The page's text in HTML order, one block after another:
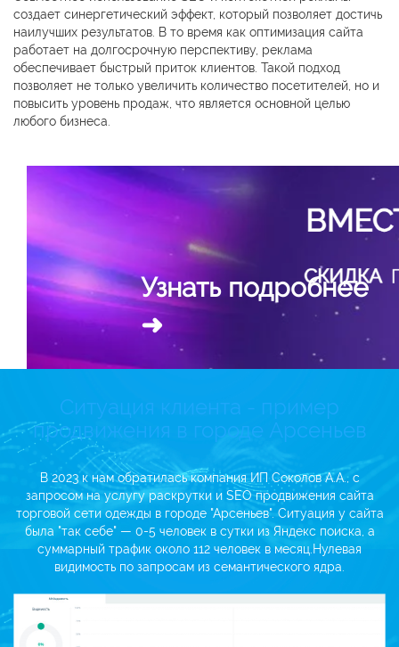
создает синергетический эффект, который позволяет достичь
наилучших результатов. В то время как оптимизация сайта
работает на долгосрочную перспективу, реклама
обеспечивает быстрый приток клиентов. Такой подход
позволяет не только увеличить количество посетителей, но и
повысить уровень продаж, что является основной целью
любого бизнеса.
Ситуация клиента - пример
продвижения в городе Арсеньев
В 2023 к нам обратилась компания ИП Соколов А.А., с
запросом на услугу раскрутки и SEO продвижения сайта
торговой сети одежды в городе "Арсеньев". Ситуация у сайта
была "так себе" — 0-5 человек в сутки из Яндекс поиска, а
суммарный трафик около 112 человек в месяц. Нулевая
видимость по запросам из семантического ядра.